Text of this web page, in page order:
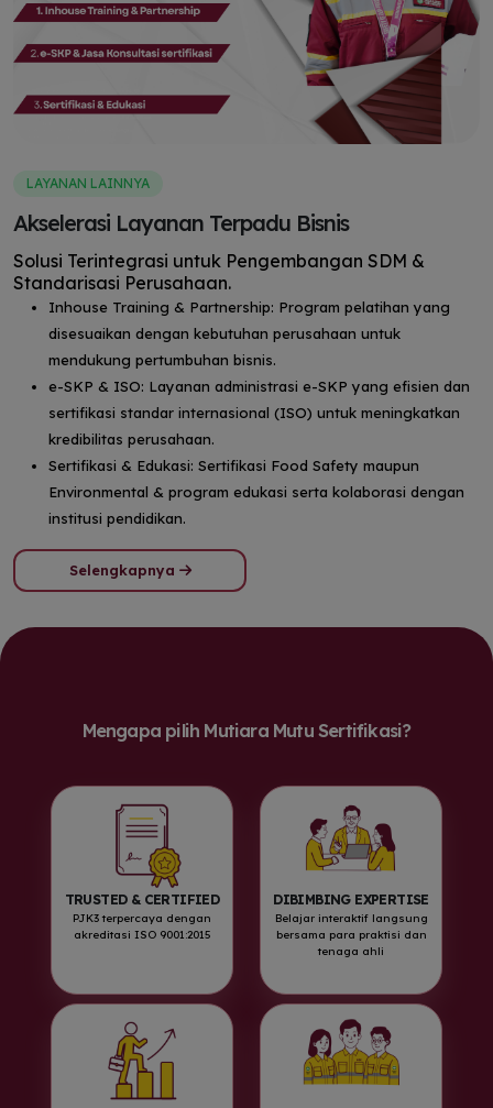
LAYANAN LAINNYA
Akselerasi Layanan Terpadu Bisnis
Solusi Terintegrasi untuk Pengembangan SDM &
Standarisasi Perusahaan.
Inhouse Training & Partnership: Program pelatihan yang
disesuaikan dengan kebutuhan perusahaan untuk
mendukung pertumbuhan bisnis.
e-SKP & ISO: Layanan administrasi e-SKP yang efisien dan
sertifikasi standar internasional (ISO) untuk meningkatkan
kredibilitas perusahaan.
Sertifikasi & Edukasi: Sertifikasi Food Safety maupun
Environmental & program edukasi serta kolaborasi dengan
institusi pendidikan.
Selengkapnya
Mengapa pilih Mutiara Mutu Sertifikasi?
TRUSTED & CERTIFIED
PJK3 terpercaya dengan
akreditasi ISO 9001:2015
DIBIMBING EXPERTISE
Belajar interaktif langsung
bersama para praktisi dan
tenaga ahli